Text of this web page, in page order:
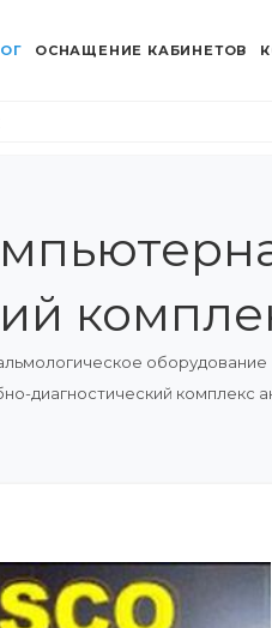
ОСНАЩЕНИЕ КАБИНЕТОВ
оборудование
диагностический комплекс